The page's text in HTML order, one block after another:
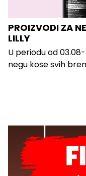
PROIZVODI ZA
LILLY
U periodu od
negu kose svih